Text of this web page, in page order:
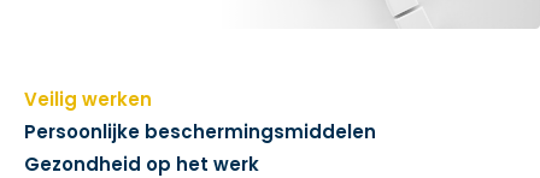
Veilig werken
Persoonlijke beschermingsmiddelen
Gezondheid op het werk